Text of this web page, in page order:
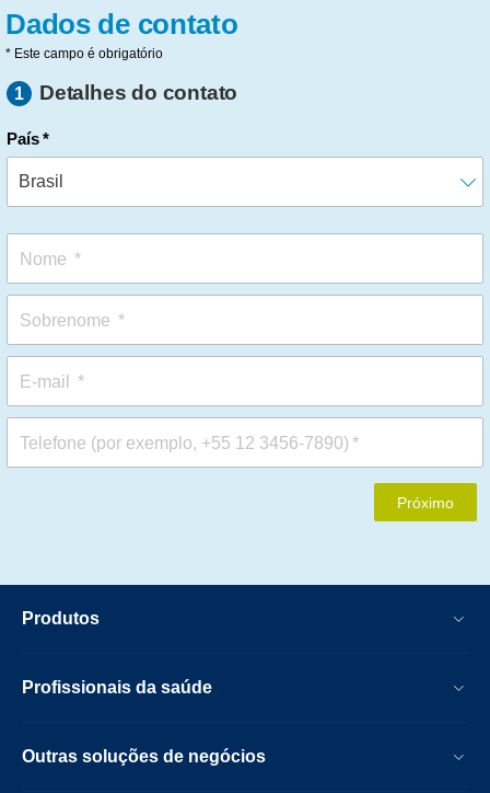
Dados de contato
* Este campo é obrigatório
1 Detalhes do contato
País
Nome
Sobrenome
E-mail
Telefone (por exemplo, +55 12 3456-7890)
Próximo
Produtos
Profissionais da saúde
Outras soluções de negócios